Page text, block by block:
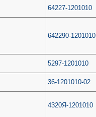
64227-1201010
642290-1201010
5297-1201010
36-1201010-02
4320Я-1201010